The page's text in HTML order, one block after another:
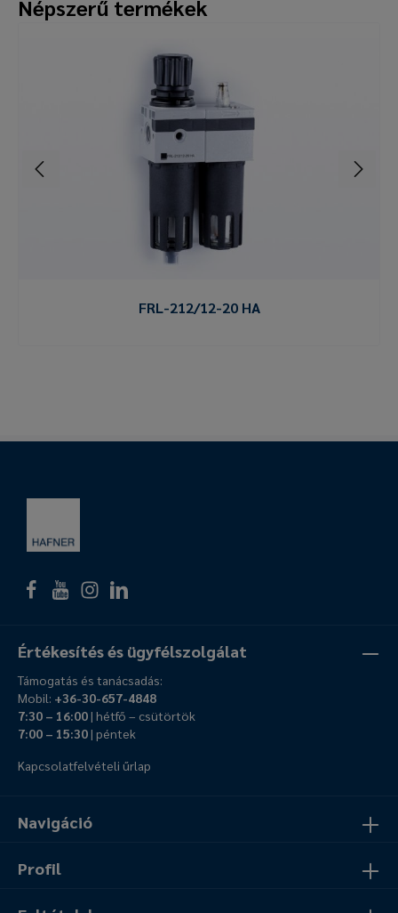
Népszerű termékek
FRL-212/12-20 HA
Navigáció
Profil
Értékesítés és ügyfélszolgálat
Támogatás és tanácsadás:
Mobil: +36-30-657-4848
7:30 – 16:00| hétfő – csütörtök
7:00 – 15:30| péntek
Kapcsolatfelvételi űrlap